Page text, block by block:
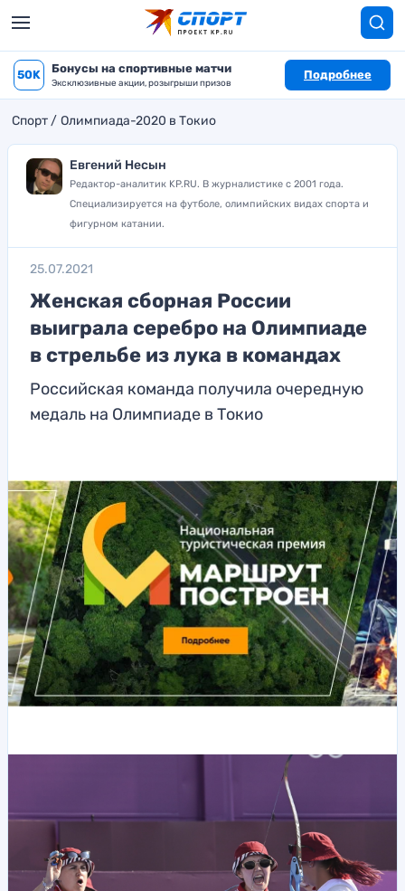
50K Бонусы на спортивные матчи
Эксклюзивные акции, розыгрыши призов
Подробнее
Спорт Олимпиада-2020 в Токио
Евгений Несын
Редактор-аналитик KP.RU. В журналистике с 2001 года.
Специализируется на футболе, олимпийских видах спорта и
фигурном катании.
25.07.2021
Женская сборная России
выиграла серебро на Олимпиаде
в стрельбе из лука в командах
Российская команда получила очередную
медаль на Олимпиаде в Токио